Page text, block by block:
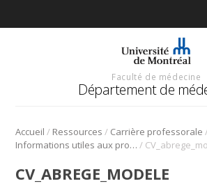
Faculté de médecine
Département de
Accueil / Ressources / Carrière professorale
Informations utiles aux professeurs /
CV_ABREGE_MODELE